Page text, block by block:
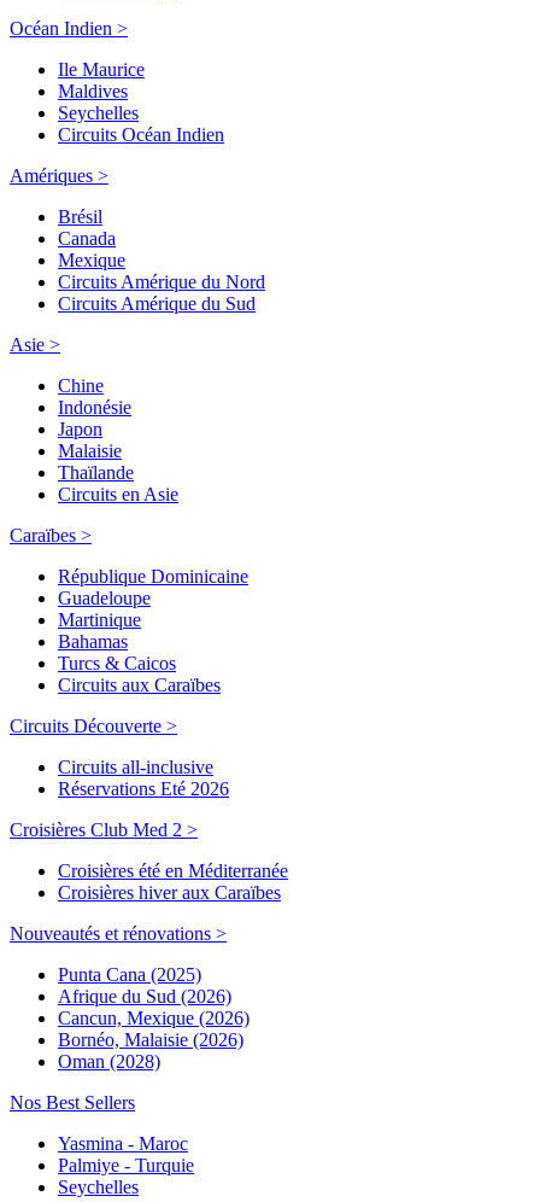
Océan Indien >
Ile Maurice
Maldives
Seychelles
Circuits Océan Indien
Amériques >
Brésil
Canada
Mexique
Circuits Amérique du Nord
Circuits Amérique du Sud
Asie >
Chine
Indonésie
Japon
Malaisie
Thaïlande
Circuits en Asie
Caraïbes >
République Dominicaine
Guadeloupe
Martinique
Bahamas
Turcs & Caicos
Circuits aux Caraïbes
Circuits Découverte >
Circuits all-inclusive
Réservations Eté 2026
Croisières Club Med 2 >
Croisières été en Méditerranée
Croisières hiver aux Caraïbes
Nouveautés et rénovations >
Punta Cana (2025)
Afrique du Sud (2026)
Cancun, Mexique (2026)
Bornéo, Malaisie (2026)
Oman (2028)
Nos Best Sellers
Yasmina - Maroc
Palmiye - Turquie
Seychelles